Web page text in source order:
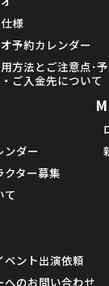
様
予約カレンダー
方法とご注意点･
ご入金先について
ンダー
クター募集
て
ベント出演依頼
へのお問い合わせ